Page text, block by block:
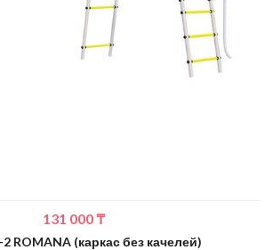
131 000₸
ROMANA (каркас без качелей)